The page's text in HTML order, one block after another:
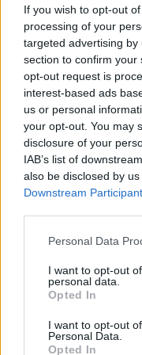
If you wish to opt-out
processing of your
targeted advertising
section to confirm your
opt-out request is
interest-based ads
us or personal
your opt-out. You may
disclosure of your
IAB’s list of
also be disclosed by
Downstream
Please note that this
not limited to your visit
grant or deny consent
use your data for
consent section.
Personal Data
I want to opt-out
personal data.
Opted In
I want to opt-out
Personal Data.
Opted In
okozhatja